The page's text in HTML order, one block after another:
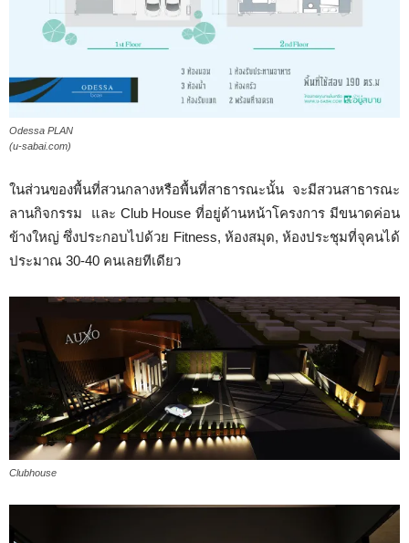
Odessa PLAN
(u-sabai.com)
ในส่วนของพื้นที่สวนกลางหรือพื้นที่สาธารณะนั้น จะมีสวนสาธารณะ
ลานกิจกรรม และ Club House ที่อยู่ด้านหน้าโครงการ มีขนาดค่อน
ข้างใหญ่ ซึ่งประกอบไปด้วย Fitness, ห้องสมุด, ห้องประชุมที่จุคนได้
ประมาณ 30-40 คนเลยทีเดียว
Clubhouse